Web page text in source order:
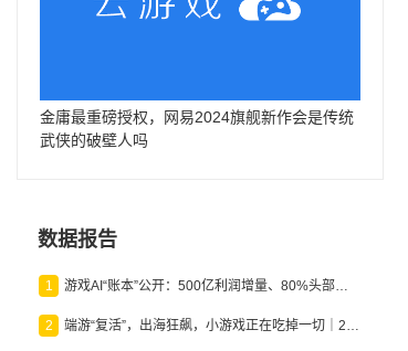
金庸最重磅授权，网易2024旗舰新作会是传统
武侠的破壁人吗
数据报告
1 游戏AI“账本”公开：500亿利润增量、80%头部入局，谁在闷声发财？
2 端游“复活”，出海狂飙，小游戏正在吃掉一切｜2026上半年产业报告